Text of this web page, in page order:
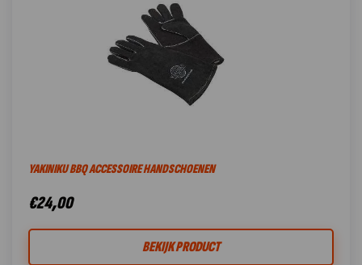
YAKINIKU BBQ ACCESSOIRE HANDSCHOENEN
€24,00
BEKIJK PRODUCT